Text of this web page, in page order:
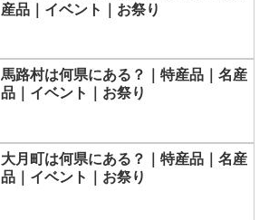
産品｜イベント｜お祭り
馬路村は何県にある？｜特産品｜名産
品｜イベント｜お祭り
大月町は何県にある？｜特産品｜名産
品｜イベント｜お祭り